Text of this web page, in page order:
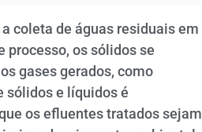
coleta de águas residuais em
processo, os sólidos se
gases gerados, como
sólidos e líquidos é
os efluentes tratados sejam